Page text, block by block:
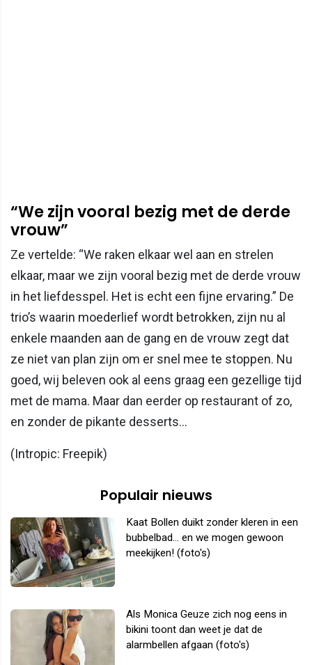
“We zijn vooral bezig met de derde
vrouw”
Ze vertelde: “We raken elkaar wel aan en strelen
elkaar, maar we zijn vooral bezig met de derde vrouw
in het liefdesspel. Het is echt een fijne ervaring.” De
trio’s waarin moederlief wordt betrokken, zijn nu al
enkele maanden aan de gang en de vrouw zegt dat
ze niet van plan zijn om er snel mee te stoppen. Nu
goed, wij beleven ook al eens graag een gezellige tijd
met de mama. Maar dan eerder op restaurant of zo,
en zonder de pikante desserts…
(Intropic: Freepik)
Populair nieuws
Kaat Bollen duikt zonder kleren in een
bubbelbad... en we mogen gewoon
meekijken! (foto's)
Als Monica Geuze zich nog eens in
bikini toont dan weet je dat de
alarmbellen afgaan (foto's)